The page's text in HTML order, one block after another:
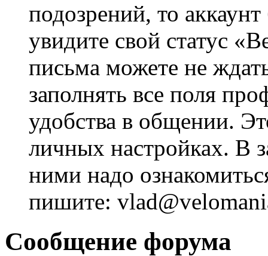
подозрений, то
увидите свой статус
письма можете не
заполнять все поля
удобства в общении.
личных настройках. В
ними надо
пишите:
Сообщение форума